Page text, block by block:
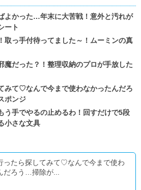
よかった…年末に大苦戦！意外と汚れが
ート
取っ手付待ってました～！ムーミンの真
魔だった？！整理収納のプロが手放した
みて♡なんで今まで使わなかったんだろ
ポンジ
手でやるの止めるわ！回すだけで5段
小さな文具
ったら探してみて♡なんで今まで使わ
だろう…掃除が...